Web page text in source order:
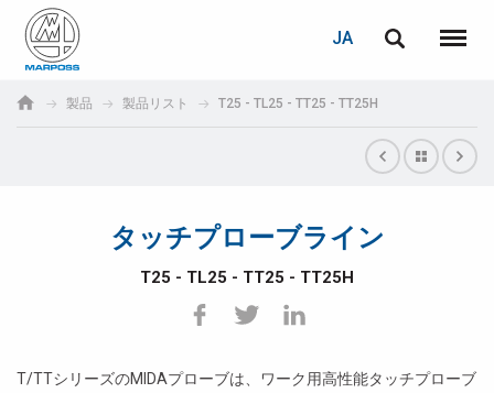
S.p.A.
JA
メニ
製品 製品リスト T25 - TL25 - TT25 - TT25H
タッチプローブライン
T25 - TL25 - TT25 - TT25H
T/TTシリーズのMIDAプローブは、ワーク用高性能タッチプローブ
Deutsch
Español
日本語 (Japanese)
ログイン
パスワード